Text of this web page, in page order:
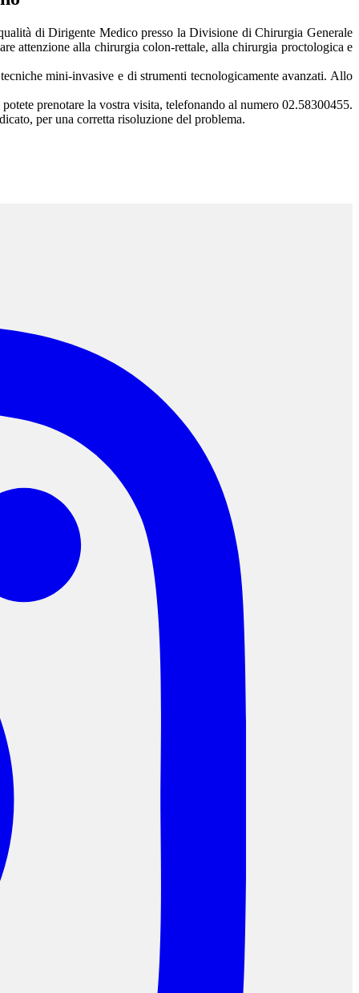
di Dirigente Medico presso la Divisione di Chirurgia Generale
attenzione alla chirurgia colon-rettale, alla chirurgia proctologica e
mini-invasive e di strumenti tecnologicamente avanzati. Allo
potete prenotare la vostra visita, telefonando al numero 02.58300455.
per una corretta risoluzione del problema.